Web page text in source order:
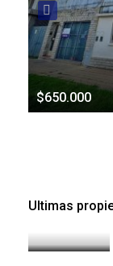
$650.000
Ultimas